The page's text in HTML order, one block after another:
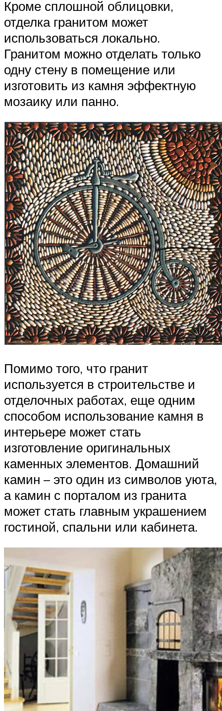
Кроме сплошной облицовки,
отделка гранитом может
использоваться локально.
Гранитом можно отделать только
одну стену в помещение или
изготовить из камня эффектную
мозаику или панно.
Помимо того, что гранит
используется в строительстве и
отделочных работах, еще одним
способом использование камня в
интерьере может стать
изготовление оригинальных
каменных элементов. Домашний
камин – это один из символов уюта,
а камин с порталом из гранита
может стать главным украшением
гостиной, спальни или кабинета.